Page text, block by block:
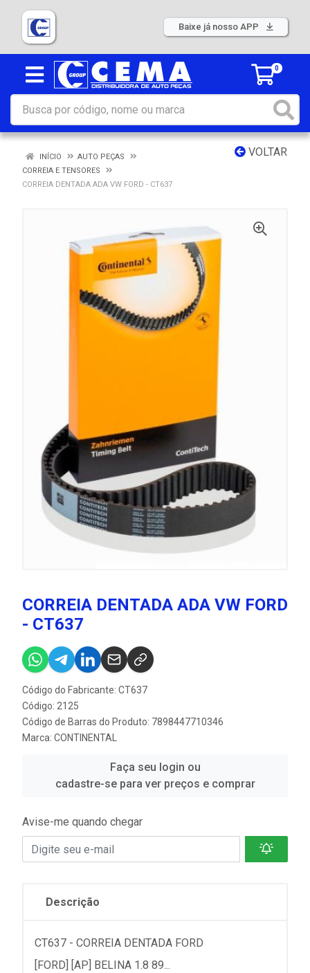
Baixe já nosso APP
0
VOLTAR
INÍCIO
AUTO PEÇAS
CORREIA E TENSORES
CORREIA DENTADA ADA VW FORD - CT637
CORREIA DENTADA ADA VW FORD
- CT637
Código do Fabricante: CT637
Código: 2125
Código de Barras do Produto: 7898447710346
Marca: CONTINENTAL
Faça seu login ou
cadastre-se para ver preços e comprar
Avise-me quando chegar
Descrição
CT637 - CORREIA DENTADA FORD
[FORD] [AP] BELINA 1.8 89...